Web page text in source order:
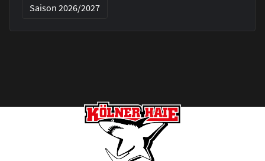
Saison 2026/2027